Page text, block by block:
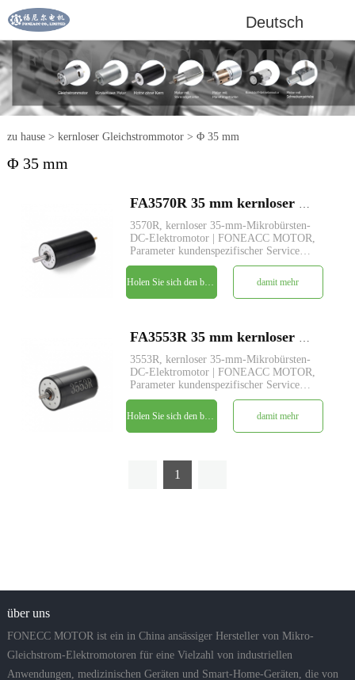
Deutsch
zu hause> kernloser Gleichstrommotor> Φ 35 mm
Φ 35 mm
3570R, kernloser 35-mm-Mikrobürsten-
DC-Elektromotor | FONEACC MOTOR,
Parameter kundenspezifischer Service
verfügbar.
damit mehr
3553R, kernloser 35-mm-Mikrobürsten-
DC-Elektromotor | FONEACC MOTOR,
Parameter kundenspezifischer Service
verfügbar.
damit mehr
1
über uns
FONECC MOTOR ist ein in China ansässiger Hersteller von Mikro-
Gleichstrom-Elektromotoren für eine Vielzahl von industriellen
Anwendungen, medizinischen Geräten und Smart-Home-Geräten, die von